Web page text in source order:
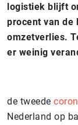
logistiek blijft
procent van de
omzetverlies.
er weinig
de tweede
Nederland op